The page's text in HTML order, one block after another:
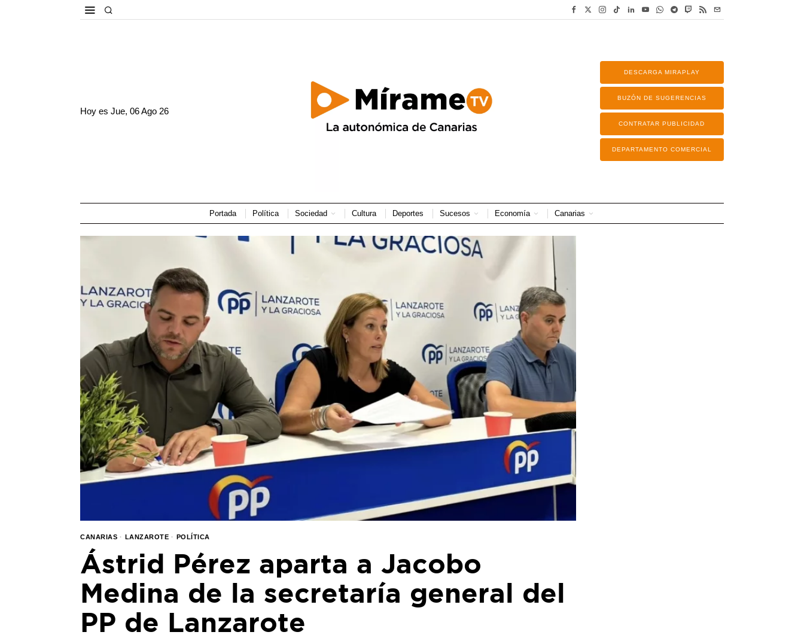
Hoy esJue, 06 Ago 26
DESCARGA MIRAPLAY
BUZÓN DE SUGERENCIAS
CONTRATAR PUBLICIDAD
DEPARTAMENTO COMERCIAL
Portada Política Sociedad Cultura Deportes Sucesos Economía Canarias
CANARIAS · LANZAROTE · POLÍTICA
Ástrid Pérez aparta a Jacobo
Medina de la secretaría general del
PP de Lanzarote